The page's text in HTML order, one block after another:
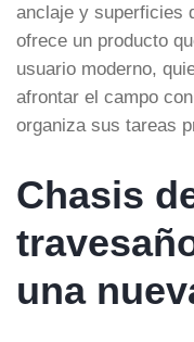
anclaje y superficies
ofrece un producto
usuario moderno,
afrontar el campo
organiza sus tareas
Chasis
una